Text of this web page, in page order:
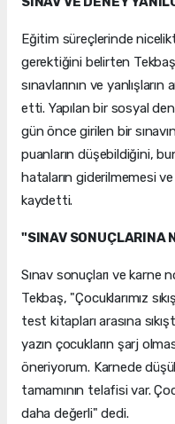
Eğitim süreçlerinde
gerektiğini belirten
sınavlarının ve
etti. Yapılan bir sosyal
gün önce girilen bir
puanların düşebildiğini,
hataların giderilmemesi
kaydetti.
"SINAV SONUÇLARINA
Sınav sonuçları ve karne
Tekbaş, "Çocuklarımız
test kitapları arasına
yazın çocukların şarj
öneriyorum. Karnede
tamamının telafisi var.
daha değerli" dedi.